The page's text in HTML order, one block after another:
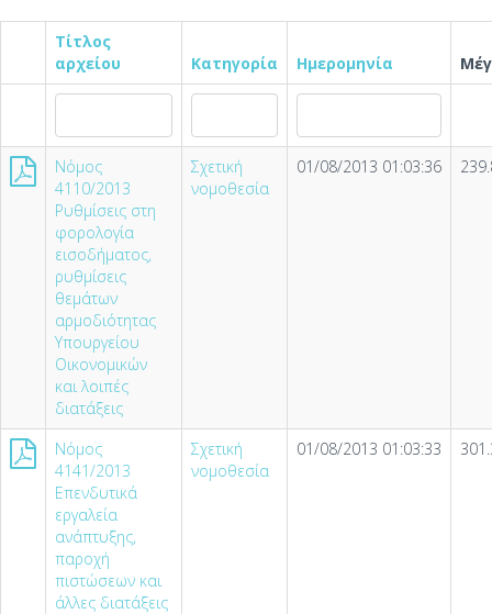
Τίτλος
αρχείου
Κατηγορία Ημερομηνία
Νόμος
4110/2013
Ρυθμίσεις στη
φορολογία
εισοδήματος,
ρυθμίσεις
θεμάτων
αρμοδιότητας
Υπουργείου
Οικονομικών
και λοιπές
διατάξεις
Σχετική
νομοθεσία
01/08/2013 01:03:36
Νόμος
4141/2013
Επενδυτικά
εργαλεία
ανάπτυξης,
παροχή
πιστώσεων και
άλλες διατάξεις
Σχετική
νομοθεσία
01/08/2013 01:03:33